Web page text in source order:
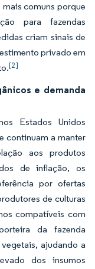
comuns porque
para fazendas
criam sinais de
privado em
[2]
e demanda
Estados Unidos
continuam a manter
aos produtos
de inflação, os
por ofertas
de culturas
compatíveis com
da fazenda
ajudando a
dos insumos